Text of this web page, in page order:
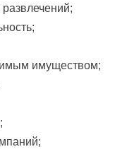
развлечений;
имуществом;